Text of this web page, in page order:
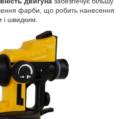
фарби, що робить нанесення
і швидким.